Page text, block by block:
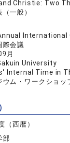
Christie: Two
一般）
際会議
月
University
Internal Time in
ウム・ワークショッ
（西暦）
部